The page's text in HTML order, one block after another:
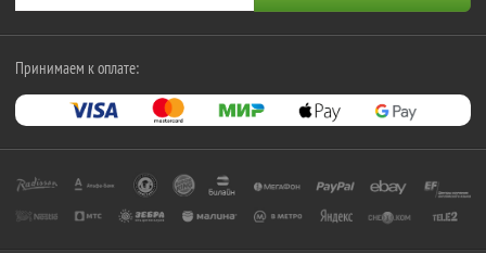
Принимаем к оплате: